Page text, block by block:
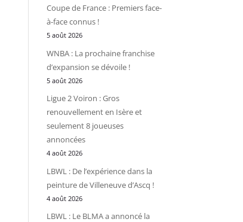
Coupe de France : Premiers face-
à-face connus !
5 août 2026
WNBA : La prochaine franchise
d’expansion se dévoile !
5 août 2026
Ligue 2 Voiron : Gros
renouvellement en Isère et
seulement 8 joueuses
annoncées
4 août 2026
LBWL : De l’expérience dans la
peinture de Villeneuve d’Ascq !
4 août 2026
LBWL : Le BLMA a annoncé la